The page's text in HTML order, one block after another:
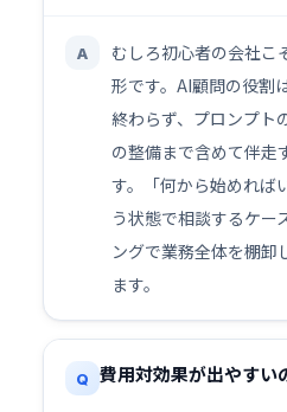
A
むしろ初心者の会社こ
形です。AI顧問の役割
終わらず、プロンプト
の整備まで含めて伴走
す。「何から始めれば
う状態で相談するケー
ングで業務全体を棚卸
ます。
Q 費用対効果が出やすい